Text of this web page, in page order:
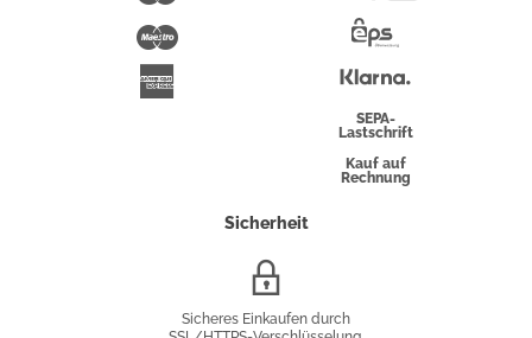
Maestro
Überweisung
SEPA-
Lastschrift
Kauf auf
Rechnung
Sicherheit
Sicheres Einkaufen durch